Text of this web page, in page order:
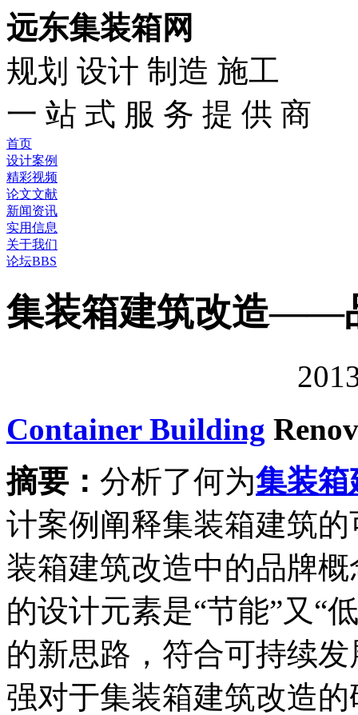
远东集装箱网
规划 设计 制造 施工
一 站 式 服 务 提 供 商
首页
设计案例
精彩视频
论文文献
新闻资讯
实用信息
关于我们
论坛BBS
集装箱建筑改造——
Container Building
摘要： 分析了何为集装箱
计案例阐释集装箱建筑
装箱建筑改造中的品牌
的设计元素是“节能”又“
的新思路，符合可持续
强对于集装箱建筑改造